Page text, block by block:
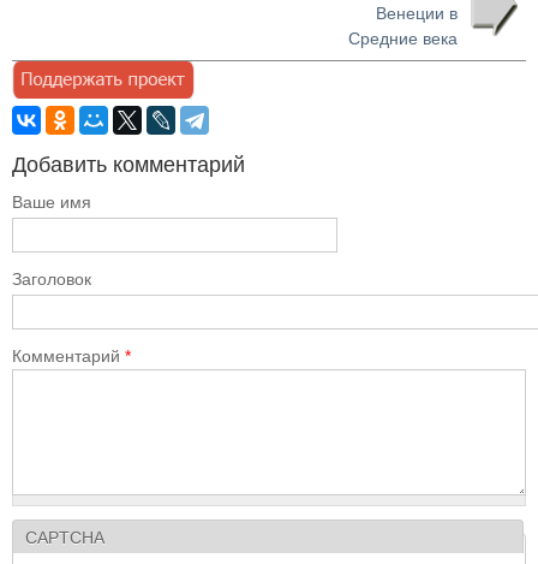
Венеции в
Средние века
Добавить комментарий
Ваше имя
Заголовок
Комментарий *
CAPTCHA